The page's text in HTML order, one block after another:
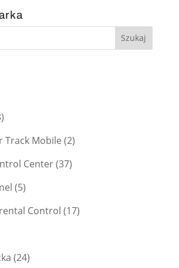
Track Mobile (2)
Center(37)
(5)
Control (17)
(24)